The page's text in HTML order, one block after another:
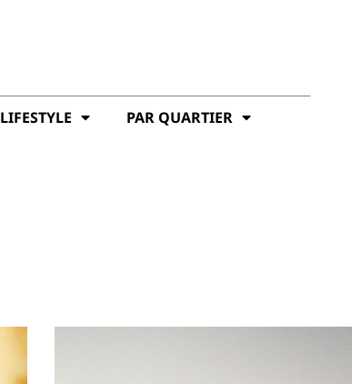
LIFESTYLE PAR QUARTIER